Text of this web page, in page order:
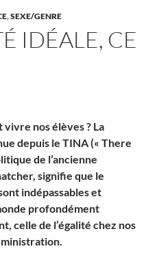
,SEXE/GENRE
IDÉALE, CE
nos élèves ? La
depuis le TINA (« There
de l’ancienne
signifie que le
indépassables et
profondément
celle de l’égalité chez nos